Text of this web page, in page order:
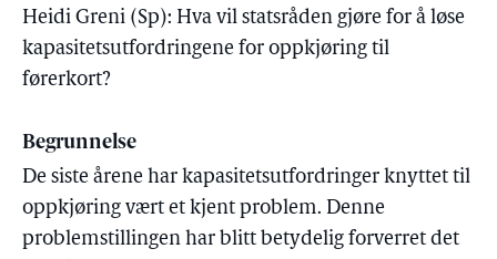
Heidi Greni (Sp): Hva vil statsråden gjøre for å løse
kapasitetsutfordringene for oppkjøring til
førerkort?
Begrunnelse
De siste årene har kapasitetsutfordringer knyttet til
oppkjøring vært et kjent problem. Denne
problemstillingen har blitt betydelig forverret det